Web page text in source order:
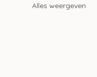
Alles weergeven